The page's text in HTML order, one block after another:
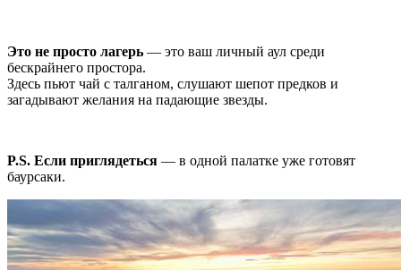
Это не просто лагерь — это ваш личный аул среди
бескрайнего простора.
Здесь пьют чай с талганом, слушают шепот предков и
загадывают желания на падающие звезды.
P.S. Если приглядеться — в одной палатке уже готовят
баурсаки.